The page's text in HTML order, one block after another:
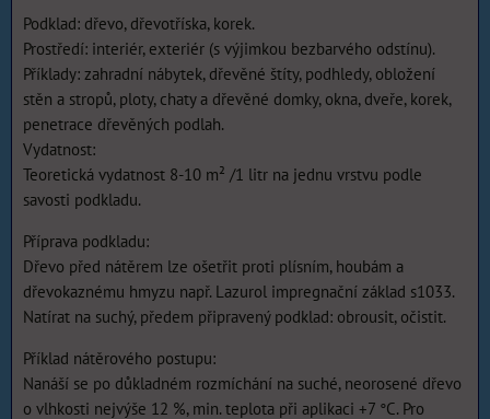
Podklad: dřevo, dřevotříska, korek.
Prostředí: interiér, exteriér (s výjimkou bezbarvého odstínu).
Příklady: zahradní nábytek, dřevěné štíty, podhledy, obložení
stěn a stropů, ploty, chaty a dřevěné domky, okna, dveře, korek,
penetrace dřevěných podlah.
Vydatnost:
Teoretická vydatnost 8-10 m² /1 litr na jednu vrstvu podle
savosti podkladu.
Příprava podkladu:
Dřevo před nátěrem lze ošetřit proti plísním, houbám a
dřevokaznému hmyzu např. Lazurol impregnační základ s1033.
Natírat na suchý, předem připravený podklad: obrousit, očistit.
Příklad nátěrového postupu:
Nanáší se po důkladném rozmíchání na suché, neorosené dřevo
o vlhkosti nejvýše 12 %, min. teplota při aplikaci +7 °C. Pro